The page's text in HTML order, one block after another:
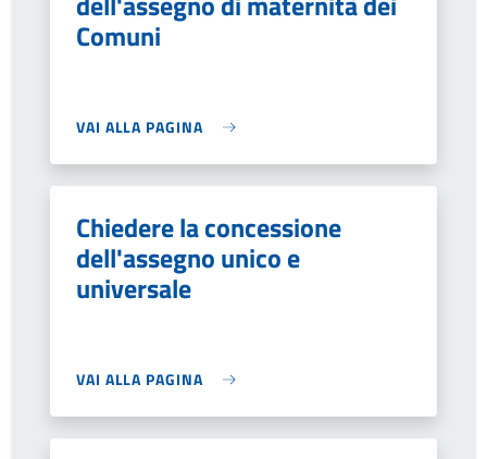
Comuni
VAI ALLA PAGINA
Chiedere la concessione
dell'assegno unico e
universale
VAI ALLA PAGINA